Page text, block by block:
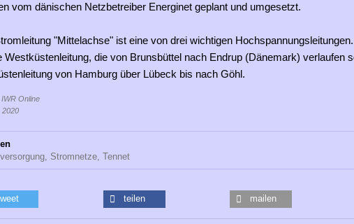
vom dänischen Netzbetreiber Energinet geplant und umgesetzt.
"Mittelachse" ist eine von drei wichtigen
Westküstenleitung, die von Brunsbüttel nach Endrup (Dänemark) verlaufen
von Hamburg über Lübeck bis nach Göhl.
Online
2020
Stromnetze, Tennet
teilen mailen